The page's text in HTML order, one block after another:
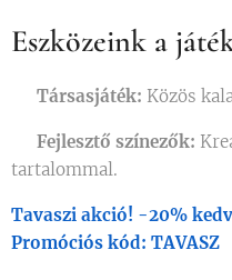
Eszközeink a
Társasjáték: Közös
Fejlesztő színezők:
tartalommal.
Tavaszi akció! -20%
Promóciós kód: TAVASZ